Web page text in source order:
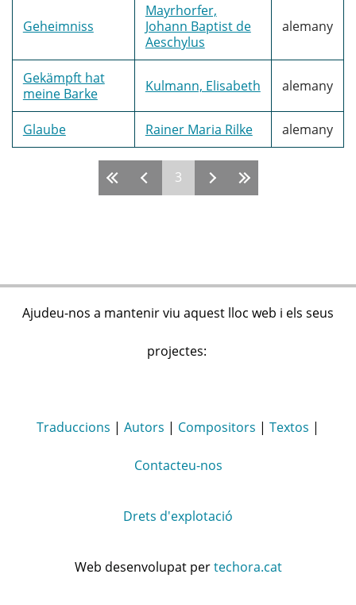
Geheimniss
Mayrhorfer,
Johann Baptist de
Aeschylus
alemany
Gekämpft hat
meine Barke
Kulmann, Elisabeth alemany
Glaube Rainer Maria Rilke alemany
3
Ajudeu-nos a mantenir viu aquest lloc web i els seus
projectes:
Traduccions | Autors | Compositors | Textos |
Contacteu-nos
Drets d'explotació
Web desenvolupat pertechora.cat